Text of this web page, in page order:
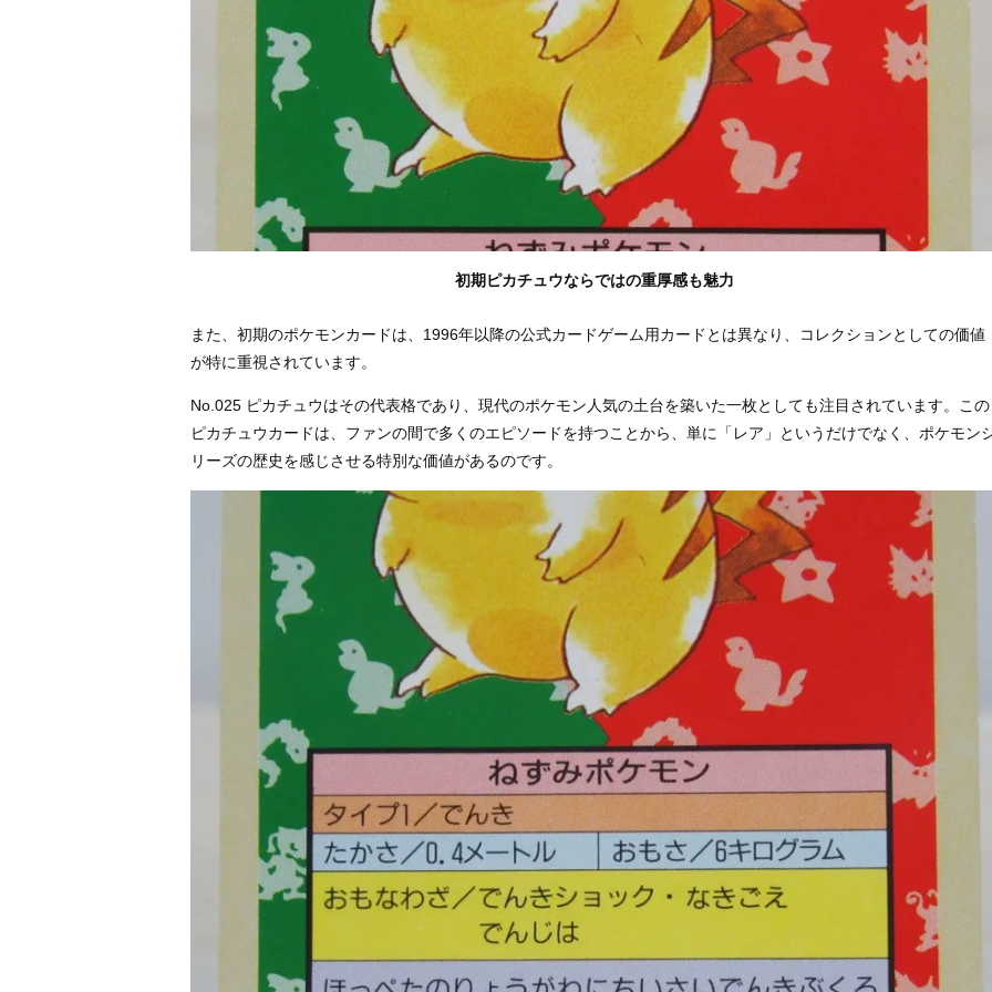
初期ピカチュウならではの重厚感も魅力
また、初期のポケモンカードは、1996年以降の公式カードゲーム用カードとは異なり、コレクションとしての価値
が特に重視されています。
No.025 ピカチュウはその代表格であり、現代のポケモン人気の土台を築いた一枚としても注目されています。この
ピカチュウカードは、ファンの間で多くのエピソードを持つことから、単に「レア」というだけでなく、ポケモン
リーズの歴史を感じさせる特別な価値があるのです。